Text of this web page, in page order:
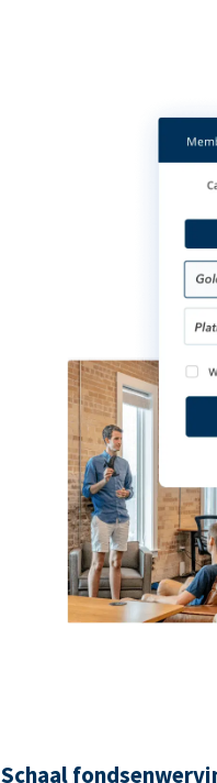
Schaal